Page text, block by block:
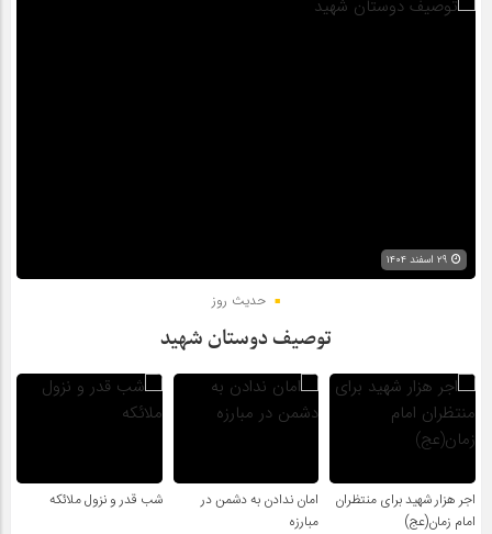
حدیث روز
توصیف دوستان شهید
اجر هزار شهید برای منتظران
امام زمان(عج)
امان ندادن به دشمن در
مبارزه
شب قدر و نزول ملائکه